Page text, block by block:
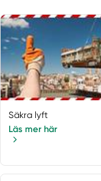
Säkra lyft
Läs mer här